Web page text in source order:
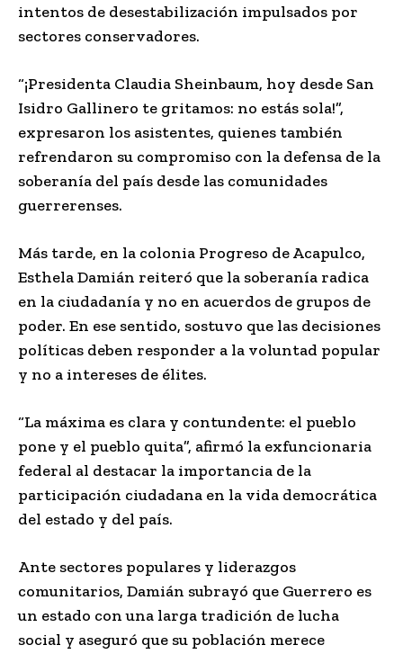
intentos de desestabilización impulsados por
sectores conservadores.
“¡Presidenta Claudia Sheinbaum, hoy desde San
Isidro Gallinero te gritamos: no estás sola!”,
expresaron los asistentes, quienes también
refrendaron su compromiso con la defensa de la
soberanía del país desde las comunidades
guerrerenses.
Más tarde, en la colonia Progreso de Acapulco,
Esthela Damián reiteró que la soberanía radica
en la ciudadanía y no en acuerdos de grupos de
poder. En ese sentido, sostuvo que las decisiones
políticas deben responder a la voluntad popular
y no a intereses de élites.
“La máxima es clara y contundente: el pueblo
pone y el pueblo quita”, afirmó la exfuncionaria
federal al destacar la importancia de la
participación ciudadana en la vida democrática
del estado y del país.
Ante sectores populares y liderazgos
comunitarios, Damián subrayó que Guerrero es
un estado con una larga tradición de lucha
social y aseguró que su población merece